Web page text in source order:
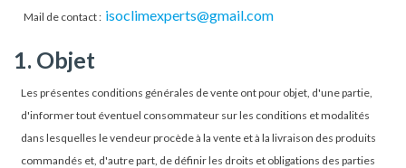
Mail de contact : isoclimexperts@gmail.com
1. Objet
Les présentes conditions générales de vente ont pour objet, d'une partie,
d'informer tout éventuel consommateur sur les conditions et modalités
dans lesquelles le vendeur procède à la vente et à la livraison des produits
commandés et, d'autre part, de définir les droits et obligations des parties